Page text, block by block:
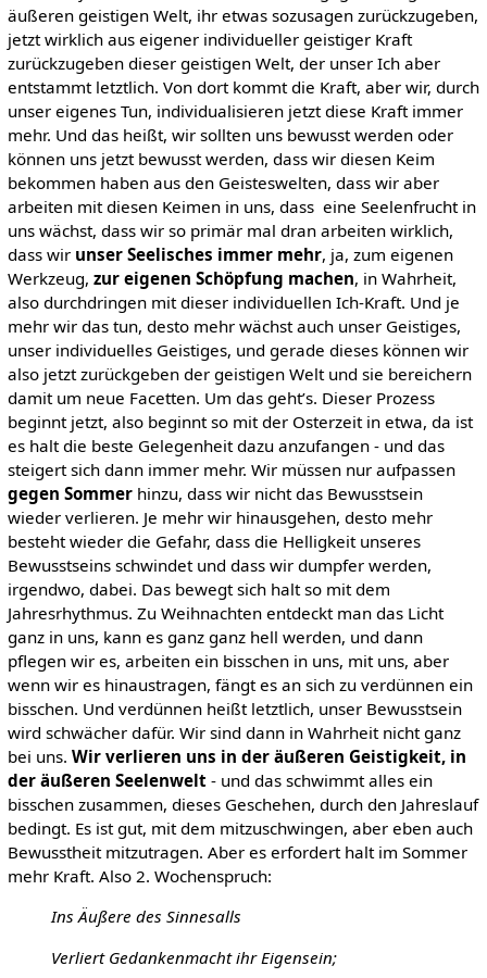
äußeren geistigen Welt, ihr etwas sozusagen zurückzugeben,
jetzt wirklich aus eigener individueller geistiger Kraft
zurückzugeben dieser geistigen Welt, der unser Ich aber
entstammt letztlich. Von dort kommt die Kraft, aber wir, durch
unser eigenes Tun, individualisieren jetzt diese Kraft immer
mehr. Und das heißt, wir sollten uns bewusst werden oder
können uns jetzt bewusst werden, dass wir diesen Keim
bekommen haben aus den Geisteswelten, dass wir aber
arbeiten mit diesen Keimen in uns, dass eine Seelenfrucht in
uns wächst, dass wir so primär mal dran arbeiten wirklich,
dass wir unser Seelisches immer mehr, ja, zum eigenen
Werkzeug, zur eigenen Schöpfung machen, in Wahrheit,
also durchdringen mit dieser individuellen Ich-Kraft. Und je
mehr wir das tun, desto mehr wächst auch unser Geistiges,
unser individuelles Geistiges, und gerade dieses können wir
also jetzt zurückgeben der geistigen Welt und sie bereichern
damit um neue Facetten. Um das geht’s. Dieser Prozess
beginnt jetzt, also beginnt so mit der Osterzeit in etwa, da ist
es halt die beste Gelegenheit dazu anzufangen - und das
steigert sich dann immer mehr. Wir müssen nur aufpassen
gegen Sommerhinzu, dass wir nicht das Bewusstsein
wieder verlieren. Je mehr wir hinausgehen, desto mehr
besteht wieder die Gefahr, dass die Helligkeit unseres
Bewusstseins schwindet und dass wir dumpfer werden,
irgendwo, dabei. Das bewegt sich halt so mit dem
Jahresrhythmus. Zu Weihnachten entdeckt man das Licht
ganz in uns, kann es ganz ganz hell werden, und dann
pflegen wir es, arbeiten ein bisschen in uns, mit uns, aber
wenn wir es hinaustragen, fängt es an sich zu verdünnen ein
bisschen. Und verdünnen heißt letztlich, unser Bewusstsein
wird schwächer dafür. Wir sind dann in Wahrheit nicht ganz
bei uns. Wir verlieren uns in der äußeren Geistigkeit, in
der äußeren Seelenwelt- und das schwimmt alles ein
bisschen zusammen, dieses Geschehen, durch den Jahreslauf
bedingt. Es ist gut, mit dem mitzuschwingen, aber eben auch
Bewusstheit mitzutragen. Aber es erfordert halt im Sommer
mehr Kraft. Also 2. Wochenspruch:
Ins Äußere des Sinnesalls
Verliert Gedankenmacht ihr Eigensein;